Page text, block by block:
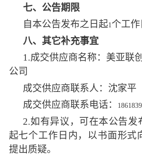
七、公告期限
自本公告发布之日起1个工作
八、其它补充事宜
1.成交供应商名称：美亚联创
公司
成交供应商联系人：沈家平
成交供应商联系电话：
2.如有异议，可在本公告发
起七个工作日内，以书面形式
提出质疑。